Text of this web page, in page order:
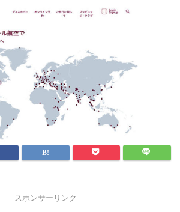
スポンサーリンク